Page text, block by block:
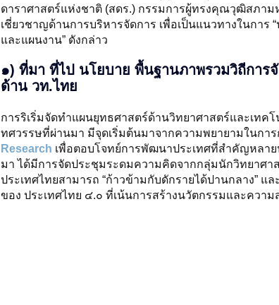
ดาราศาสตร์แห่งชาติ (สดร.) กรรมการผู้ทรงคุณวุฒิสภาม
เชี่ยวชาญด้านการบริหารจัดการ เพื่อเป็นแนวทางในการ
และแผนงาน” ดังกล่าว
๑) ที่มา ที่ไป นโยบาย พื้นฐานภาพรวมวิถีกา
ด้าน วท.ไทย
การริเริ่มจัดทำแผนยุทธศาสตร์ด้านวิทยาศาสตร์และเทค
ทศวรรษที่ผ่านมา มีจุดเริ่มต้นมาจากความพยายามในกา
Research เพื่อตอบโจทย์การพัฒนาประเทศที่สำคัญหลาย
มา ได้มีการจัดประชุมระดมความคิดจากกลุ่มนักวิทยาศาส
ประเทศไทยสามารถ “ก้าวข้ามกับดักรายได้ปานกลาง” แล
ของ ประเทศไทย ๔.๐ ที่เน้นการสร้างนวัตกรรมและควา